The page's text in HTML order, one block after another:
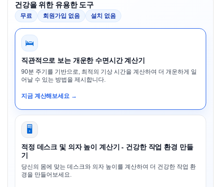
건강을 위한 유용한 도구
무료 회원가입 없음 설치 없음
🛌
직관적으로 보는 개운한 수면시간 계산기
90분 주기를 기반으로, 최적의 기상 시간을 계산하여 더 개운하게 일
어날 수 있는 방법을 제시합니다.
지금 계산해보세요 →
🖥️
적정 데스크 및 의자 높이 계산기 - 건강한 작업 환경 만들
기
당신의 몸에 맞는 데스크와 의자 높이를 계산하여 더 건강한 작업 환
경을 만들어보세요.